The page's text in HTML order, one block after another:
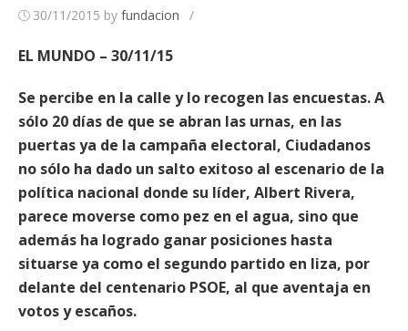
30/11/2015 by fundacion /
EL MUNDO – 30/11/15
Se percibe en la calle y lo recogen las encuestas. A
sólo 20 días de que se abran las urnas, en las
puertas ya de la campaña electoral, Ciudadanos
no sólo ha dado un salto exitoso al escenario de la
política nacional donde su líder, Albert Rivera,
parece moverse como pez en el agua, sino que
además ha logrado ganar posiciones hasta
situarse ya como el segundo partido en liza, por
delante del centenario PSOE, al que aventaja en
votos y escaños.